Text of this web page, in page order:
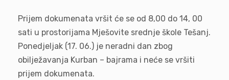
Prijem dokumenata vršit će se od 8,00 do 14, 00
sati u prostorijama Mješovite srednje škole Tešanj.
Ponedjeljak (17. 06.) je neradni dan zbog
obilježavanja Kurban – bajrama i neće se vršiti
prijem dokumenata.